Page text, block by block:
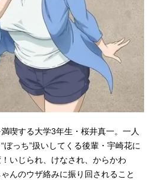
喫する大学3年生・桜井真一。一人
ぼっち”扱いしてくる後輩・宇崎花に
いじられ、けなされ、からかわ
んのウザ絡みに振り回されること